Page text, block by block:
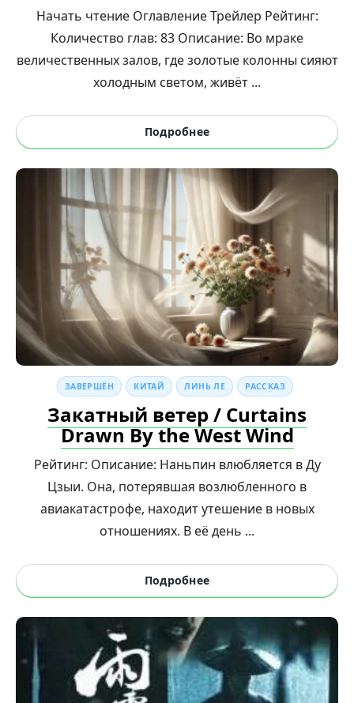
Начать чтение Оглавление Трейлер Рейтинг:
Количество глав: 83 Описание: Во мраке
величественных залов, где золотые колонны сияют
холодным светом, живёт ...
Подробнее
ЗАВЕРШЁН КИТАЙ ЛИНЬ ЛЕ РАССКАЗ
Закатный ветер / Curtains
Drawn By the West Wind
Рейтинг: Описание: Наньпин влюбляется в Ду
Цзыи. Она, потерявшая возлюбленного в
авиакатастрофе, находит утешение в новых
отношениях. В её день ...
Подробнее